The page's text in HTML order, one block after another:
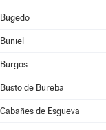
Bugedo
Buniel
Burgos
Busto de Bureba
Cabañes de Esgueva